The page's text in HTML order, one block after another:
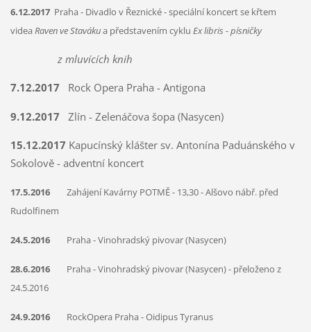
6.12.2017Praha - Divadlo v Řeznické - speciální koncert se křtem
videa Raven ve Stavákua představením cyklu Ex libris - písničky
z mluvících knih
7.12.2017 Rock Opera Praha - Antigona
9.12.2017 Zlín - Zelenáčova šopa (Nasycen)
15.12.2017 Kapucínský klášter sv. Antonína Paduánského v
Sokolově - adventní koncert
17.5.2016Zahájení Kavárny POTMĚ - 13,30 - Alšovo nábř. před
Rudolfinem
24.5.2016Praha - Vinohradský pivovar (Nasycen)
28.6.2016Praha - Vinohradský pivovar (Nasycen) - přeloženo z
24.5.2016
24.9.2016 RockOpera Praha - Oidipus Tyranus